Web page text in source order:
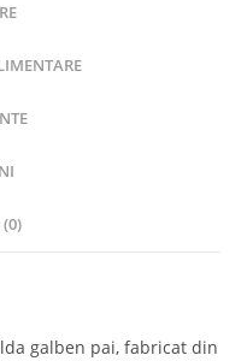
(0)
galben pai, fabricat din